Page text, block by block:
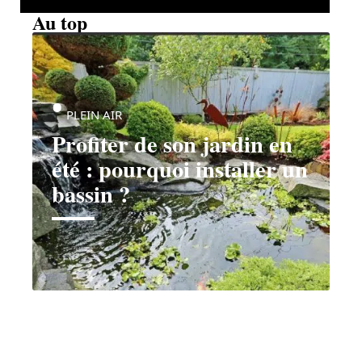
Au top
Profiter de son jardin en
été : pourquoi installer un
bassin ?
PLEIN AIR